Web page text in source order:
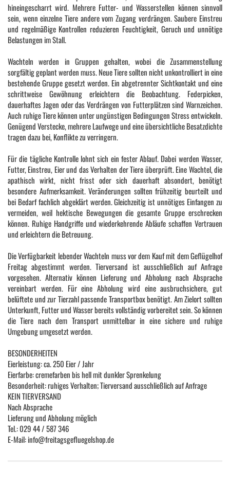
hineingescharrt wird. Mehrere Futter- und Wasserstellen können sinnvoll
sein, wenn einzelne Tiere andere vom Zugang verdrängen. Saubere Einstreu
und regelmäßige Kontrollen reduzieren Feuchtigkeit, Geruch und unnötige
Belastungen im Stall.
Wachteln werden in Gruppen gehalten, wobei die Zusammenstellung
sorgfältig geplant werden muss. Neue Tiere sollten nicht unkontrolliert in eine
bestehende Gruppe gesetzt werden. Ein abgetrennter Sichtkontakt und eine
schrittweise Gewöhnung erleichtern die Beobachtung. Federpicken,
dauerhaftes Jagen oder das Verdrängen von Futterplätzen sind Warnzeichen.
Auch ruhige Tiere können unter ungünstigen Bedingungen Stress entwickeln.
Genügend Verstecke, mehrere Laufwege und eine übersichtliche Besatzdichte
tragen dazu bei, Konflikte zu verringern.
Für die tägliche Kontrolle lohnt sich ein fester Ablauf. Dabei werden Wasser,
Futter, Einstreu, Eier und das Verhalten der Tiere überprüft. Eine Wachtel, die
apathisch wirkt, nicht frisst oder sich dauerhaft absondert, benötigt
besondere Aufmerksamkeit. Veränderungen sollten frühzeitig beurteilt und
bei Bedarf fachlich abgeklärt werden. Gleichzeitig ist unnötiges Einfangen zu
vermeiden, weil hektische Bewegungen die gesamte Gruppe erschrecken
können. Ruhige Handgriffe und wiederkehrende Abläufe schaffen Vertrauen
und erleichtern die Betreuung.
Die Verfügbarkeit lebender Wachteln muss vor dem Kauf mit dem Geflügelhof
Freitag abgestimmt werden. Tierversand ist ausschließlich auf Anfrage
vorgesehen. Alternativ können Lieferung und Abholung nach Absprache
vereinbart werden. Für eine Abholung wird eine ausbruchsichere, gut
belüftete und zur Tierzahl passende Transportbox benötigt. Am Zielort sollten
Unterkunft, Futter und Wasser bereits vollständig vorbereitet sein. So können
die Tiere nach dem Transport unmittelbar in eine sichere und ruhige
Umgebung umgesetzt werden.
BESONDERHEITEN
Eierleistung: ca. 250 Eier / Jahr
Eierfarbe: cremefarben bis hell mit dunkler Sprenkelung
Besonderheit: ruhiges Verhalten; Tierversand ausschließlich auf Anfrage
KEIN TIERVERSAND
Nach Absprache
Lieferung und Abholung möglich
Tel.: 029 44 / 587 346
E-Mail: info@freitagsgefluegelshop.de